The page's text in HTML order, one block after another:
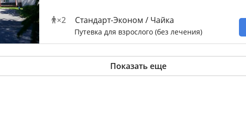
×2 Стандарт-Эконом / Чайка
Путевка для взрослого (без лечения)
Показать еще